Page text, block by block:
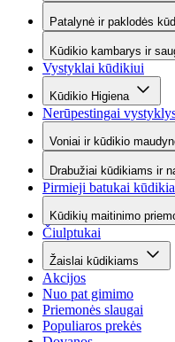
Patalynė ir paklodės
Kūdikio kambarys ir
Vystyklai kūdikiui
Kūdikio Higiena
Nerūpestingai
Voniai ir kūdikio
Drabužiai kūdikiams ir
Pirmieji batukai
Kūdikių maitinimo
Čiulptukai
Žaislai kūdikiams
Akcijos
Nuo pat gimimo
Priemonės slaugai
Populiaros prekės